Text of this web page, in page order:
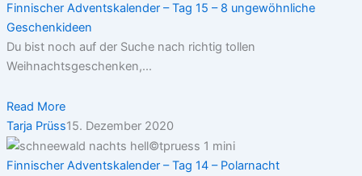
Finnischer Adventskalender – Tag 15 – 8 ungewöhnliche
Geschenkideen
Du bist noch auf der Suche nach richtig tollen
Weihnachtsgeschenken,...
Read More
Tarja Prüss15. Dezember 2020
Finnischer Adventskalender – Tag 14 – Polarnacht